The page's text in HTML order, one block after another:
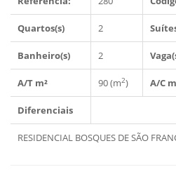
Quartos(s) 2
Banheiro(s) 2
A/T m² 90 (m2) A/C
Diferenciais
RESIDENCIAL BOSQUES DE SÃO